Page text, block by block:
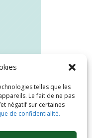
telles que les
Le fait de ne pas
négatif sur certaines
de confidentialité.